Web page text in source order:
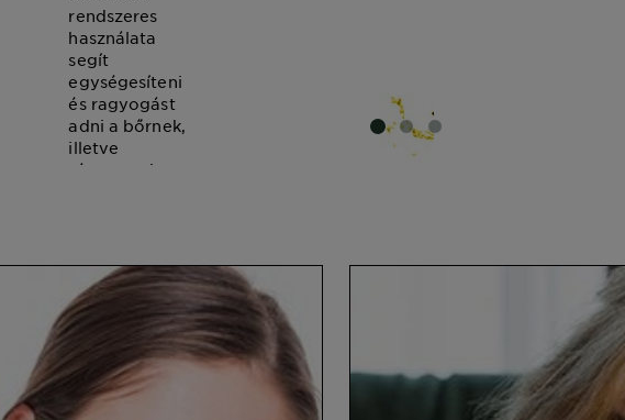
rendszeres
használata
segít
egységesíteni
és ragyogást
adni a bőrnek,
illetve
támogatni
lesz.
SLIDE 1
SLIDE 2SLIDE 3